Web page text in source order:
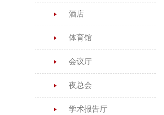
酒店
体育馆
会议厅
夜总会
学术报告厅